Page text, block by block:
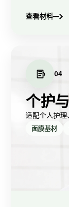
查看材料
04
个护
适配个人护
面膜基材